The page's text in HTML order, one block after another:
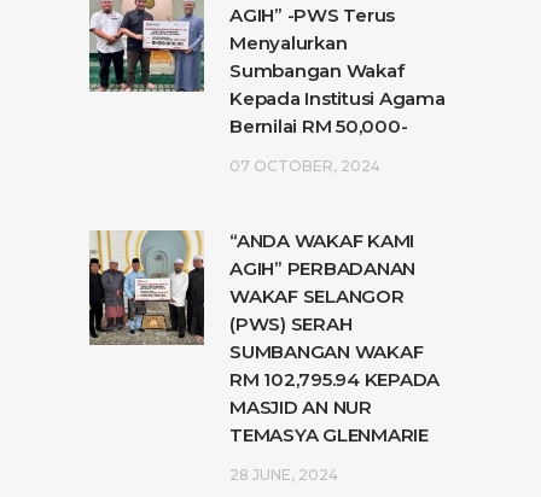
AGIH” -PWS Terus
Menyalurkan
Sumbangan Wakaf
Kepada Institusi Agama
Bernilai RM 50,000-
07 OCTOBER, 2024
“ANDA WAKAF KAMI
AGIH” PERBADANAN
WAKAF SELANGOR
(PWS) SERAH
SUMBANGAN WAKAF
RM 102,795.94 KEPADA
MASJID AN NUR
TEMASYA GLENMARIE
28 JUNE, 2024